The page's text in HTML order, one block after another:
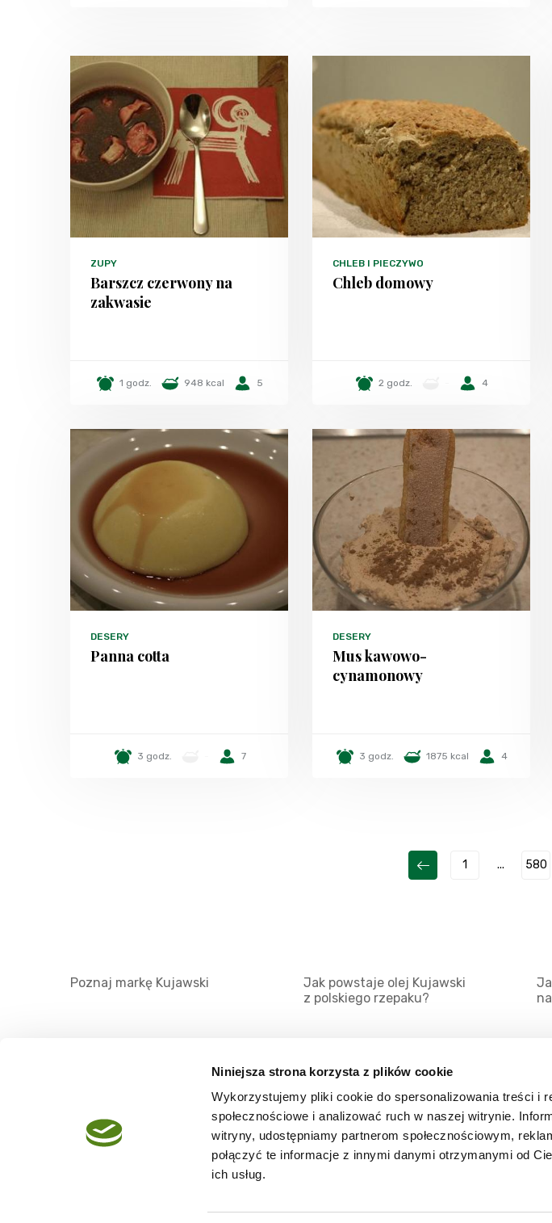
Niniejsza strona korzysta z plików cookie
Wykorzystujemy pliki cookie do spersonalizowania treści i
społecznościowe i analizować ruch w naszej witrynie.
witryny, udostępniamy partnerom społecznościowym,
połączyć te informacje z innymi danymi otrzymanymi od
ich usług.
ZUPY
Barszcz czerwony na
zakwasie
1 godz. 948 kcal 5
CHLEB I PIECZYWO
Chleb domowy
2 godz. 4
DESERY
Panna cotta
3 godz. 7
DESERY
Mus kawowo-
cynamonowy
3 godz. 1875 kcal 4
1 ... 580
Poznaj markę Kujawski
Jak powstaje olej Kujawski
z polskiego rzepaku?
Regulamin
Mapa serwisu
Kanały RSS
Porady